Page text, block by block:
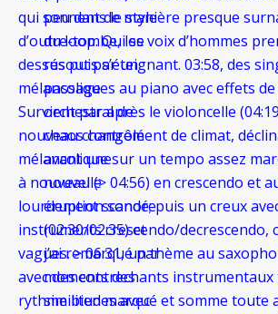
qui sonnent de manière presque
d’outre-tombe, les voix d’hommes
dessus puis s’éteignant. 03:58, des
mélancoliques au piano avec effets de
Survient par après le violoncelle
nouveau changement de climat,
mélancolique sur un tempo assez
à nouveau (> 04:56) en crescendo et
lourdement scandé; puis un creux
instruments crescendo/decrescendo,
vagues. > 06:31, un thème au
avec des contrechants
rythme bien marqué et somme toute
peu dans le style
du loop. Qui se
résout par un
passage
orchestral de
chaos contrôlé
avant une
nouvelle
éruption sonore
(02:30/02:35) et
j’ai remarqué par
moments des
similitudes avec